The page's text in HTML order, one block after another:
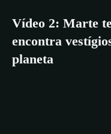
Vídeo 2: Marte
encontra
planeta